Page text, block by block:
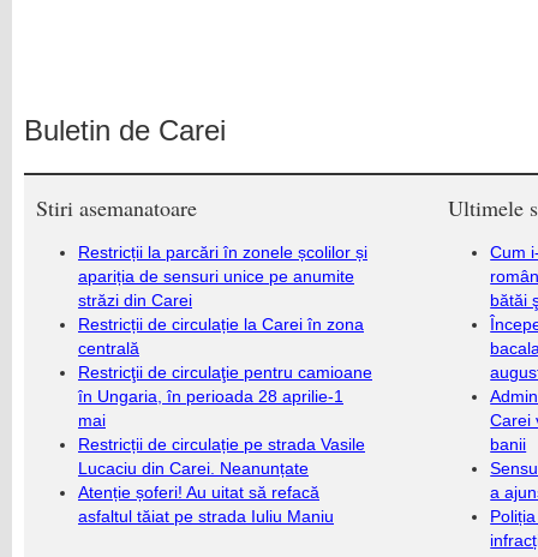
Buletin de Carei
Stiri asemanatoare
Restricții la parcări în zonele școlilor și
apariția de sensuri unice pe anumite
străzi din Carei
Restricții de circulație la Carei în zona
centrală
Restricţii de circulaţie pentru camioane
în Ungaria, în perioada 28 aprilie-1
mai
Restricții de circulație pe strada Vasile
Lucaciu din Carei. Neanunțate
Atenție șoferi! Au uitat să refacă
asfaltul tăiat pe strada Iuliu Maniu
Ultimele
Cum
bătăi
Carei
banii
a